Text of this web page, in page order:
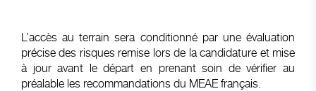
L’accès au terrain sera conditionné par une évaluation
précise des risques remise lors de la candidature et mise
à jour avant le départ en prenant soin de vérifier au
préalable les recommandations du MEAE français.